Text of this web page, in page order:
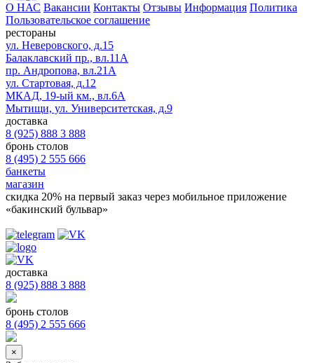
О НАС Вакансии Контакты Отзывы Информация Политика
Пользовательское соглашение
рестораны
ул. Неверовского, д.15
Балаклавский пр., вл.11А
пр. Андропова, вл.21А
ул. Стартовая, д.12
МКАД, 19-ый км., вл.6А
Мытищи, ул. Университетская, д.9
доставка
8 (925) 888 3 888
бронь столов
8 (495) 2 555 666
банкеты
магазин
скидка 20% на первый заказ через мобильное приложение
«бакинский бульвар»
доставка
8 (925) 888 3 888
бронь столов
8 (495) 2 555 666
×